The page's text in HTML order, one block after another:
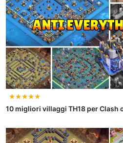
★★★★★
10 migliori villaggi TH18 per Clash